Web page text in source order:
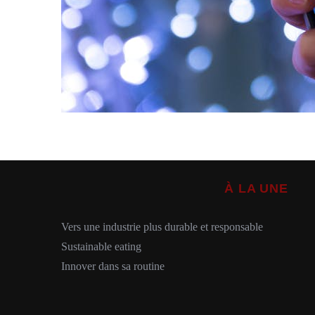
À LA UNE
Vers une industrie plus durable et responsable
Sustainable eating
Innover dans sa routine